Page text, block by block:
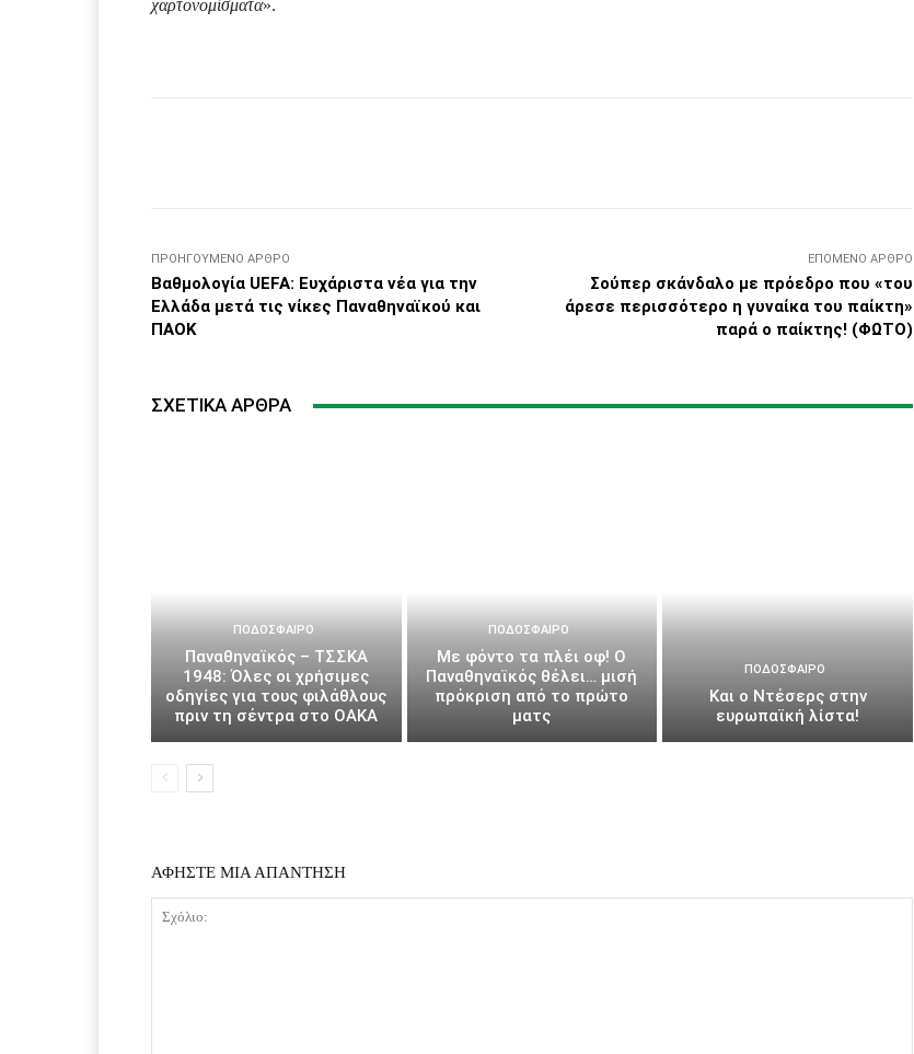
χαρτονομίσματα».
ΠΡΟΗΓΟΎΜΕΝΟ ΆΡΘΡΟ
Βαθμολογία UEFA: Ευχάριστα νέα για την
Ελλάδα μετά τις νίκες Παναθηναϊκού και
ΠΑΟΚ
ΕΠΌΜΕΝΟ ΆΡΘΡΟ
Σούπερ σκάνδαλο με πρόεδρο που «του
άρεσε περισσότερο η γυναίκα του παίκτη»
παρά ο παίκτης! (ΦΩΤΟ)
ΣΧΕΤΙΚΆ ΆΡΘΡΑ
ΠΟΔΌΣΦΑΙΡΟ
Παναθηναϊκός – ΤΣΣΚΑ
1948: Όλες οι χρήσιμες
οδηγίες για τους φιλάθλους
πριν τη σέντρα στο ΟΑΚΑ
ΠΟΔΌΣΦΑΙΡΟ
Με φόντο τα πλέι οφ! Ο
Παναθηναϊκός θέλει… μισή
πρόκριση από το πρώτο
ματς
ΠΟΔΌΣΦΑΙΡΟ
Και ο Ντέσερς στην
ευρωπαϊκή λίστα!
ΑΦΗΣΤΕ ΜΙΑ ΑΠΑΝΤΗΣΗ